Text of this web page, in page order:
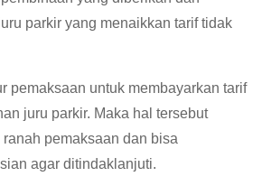
parkir yang menaikkan tarif tidak
pemaksaan untuk membayarkan tarif
juru parkir. Maka hal tersebut
pemaksaan dan bisa
agar ditindaklanjuti.